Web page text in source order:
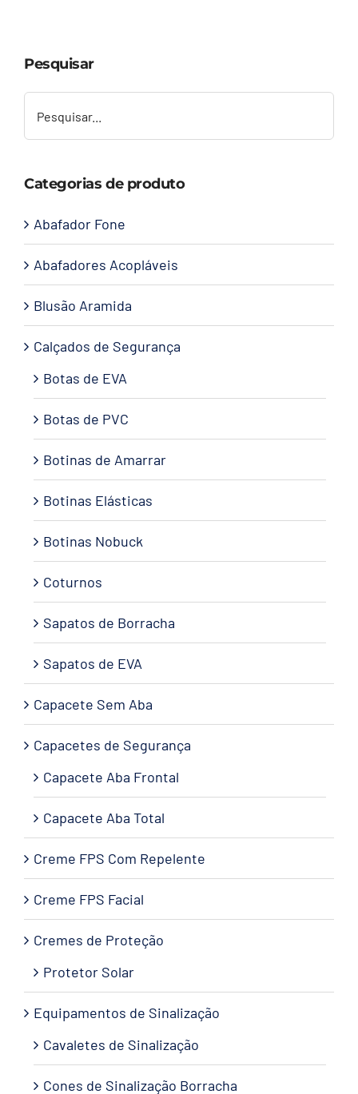
Contato
Pesquisar
Categorias de produto
Abafador Fone
Abafadores Acopláveis
Blusão Aramida
Calçados de Segurança
Botas de EVA
Botas de PVC
Botinas de Amarrar
Botinas Elásticas
Botinas Nobuck
Coturnos
Sapatos de Borracha
Sapatos de EVA
Capacete Sem Aba
Capacetes de Segurança
Capacete Aba Frontal
Capacete Aba Total
Creme FPS Com Repelente
Creme FPS Facial
Cremes de Proteção
Protetor Solar
Equipamentos de Sinalização
Cavaletes de Sinalização
Cones de Sinalização Borracha